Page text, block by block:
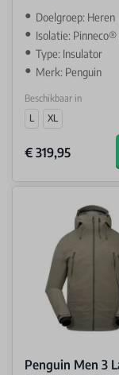
Doelgroep: Heren
Isolatie: Pinneco® Mantle
Type: Insulator
Merk: Penguin
Beschikbaar in
L
XL
€ 319,95
Penguin Men 3